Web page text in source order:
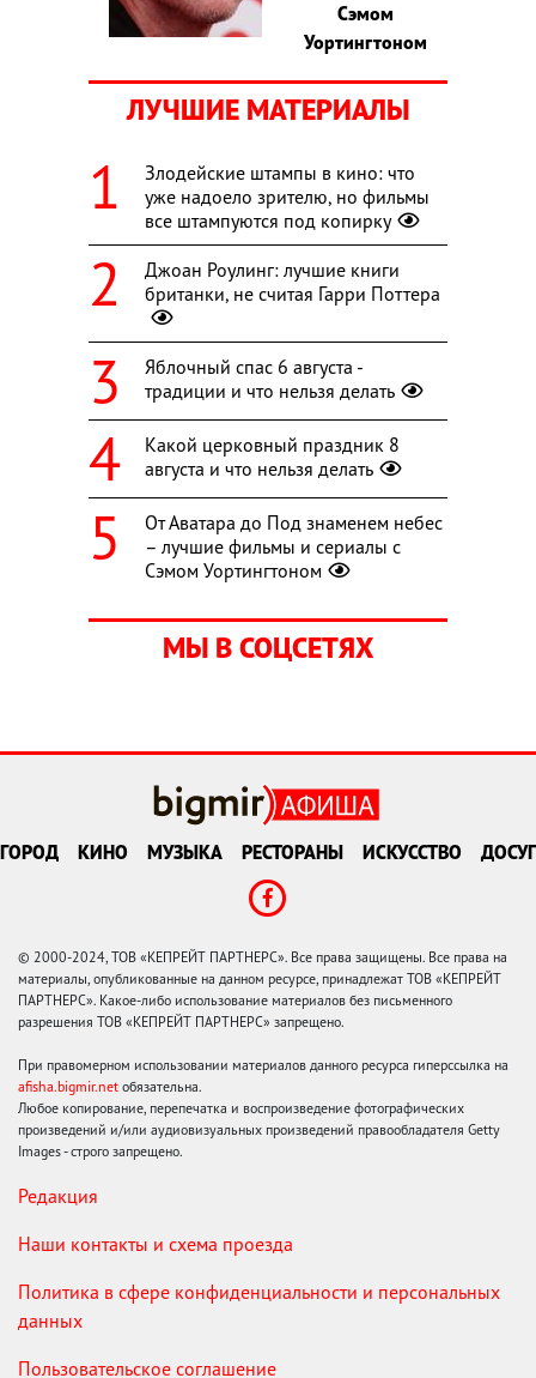
Сэмом
Уортингтоном
ЛУЧШИЕ МАТЕРИАЛЫ
Злодейские штампы в кино: что
уже надоело зрителю, но фильмы
все штампуются под копирку
Джоан Роулинг: лучшие книги
британки, не считая Гарри Поттера
Яблочный спас 6 августа -
традиции и что нельзя делать
Какой церковный праздник 8
августа и что нельзя делать
От Аватара до Под знаменем небес
– лучшие фильмы и сериалы с
Сэмом Уортингтоном
МЫ В СОЦСЕТЯХ
ГОРОД КИНО МУЗЫКА РЕСТОРАНЫ ИСКУССТВО ДОСУГ
© 2000-2024, ТОВ «КЕПРЕЙТ ПАРТНЕРС». Все права защищены. Все права на
материалы, опубликованные на данном ресурсе, принадлежат ТОВ «КЕПРЕЙТ
ПАРТНЕРС». Какое-либо использование материалов без письменного
разрешения ТОВ «КЕПРЕЙТ ПАРТНЕРС» запрещено.
При правомерном использовании материалов данного ресурса гиперссылка на
afisha.bigmir.net обязательна.
Любое копирование, перепечатка и воспроизведение фотографических
произведений и/или аудиовизуальных произведений правообладателя Getty
Images - строго запрещено.
Редакция
Наши контакты и схема проезда
Политика в сфере конфиденциальности и персональных
данных
Пользовательское соглашение